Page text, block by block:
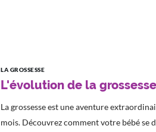
LA GROSSESSE
L'évolution de la grossesse
La grossesse est une aventure
mois. Découvrez comment votre bébé se